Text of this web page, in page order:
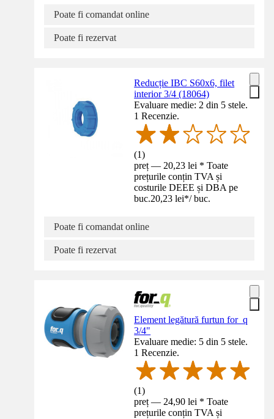
Poate fi comandat online
Poate fi rezervat
Reducție IBC S60x6, filet
interior 3/4 (18064)
Evaluare medie: 2 din 5 stele.
1 Recenzie.
(1)
preț — 20,23 lei * Toate
prețurile conțin TVA și
costurile DEEE și DBA pe
buc.20,23 lei*/ buc.
Poate fi comandat online
Poate fi rezervat
Element legătură furtun for_q
3/4"
Evaluare medie: 5 din 5 stele.
1 Recenzie.
(1)
preț — 24,90 lei * Toate
prețurile conțin TVA și